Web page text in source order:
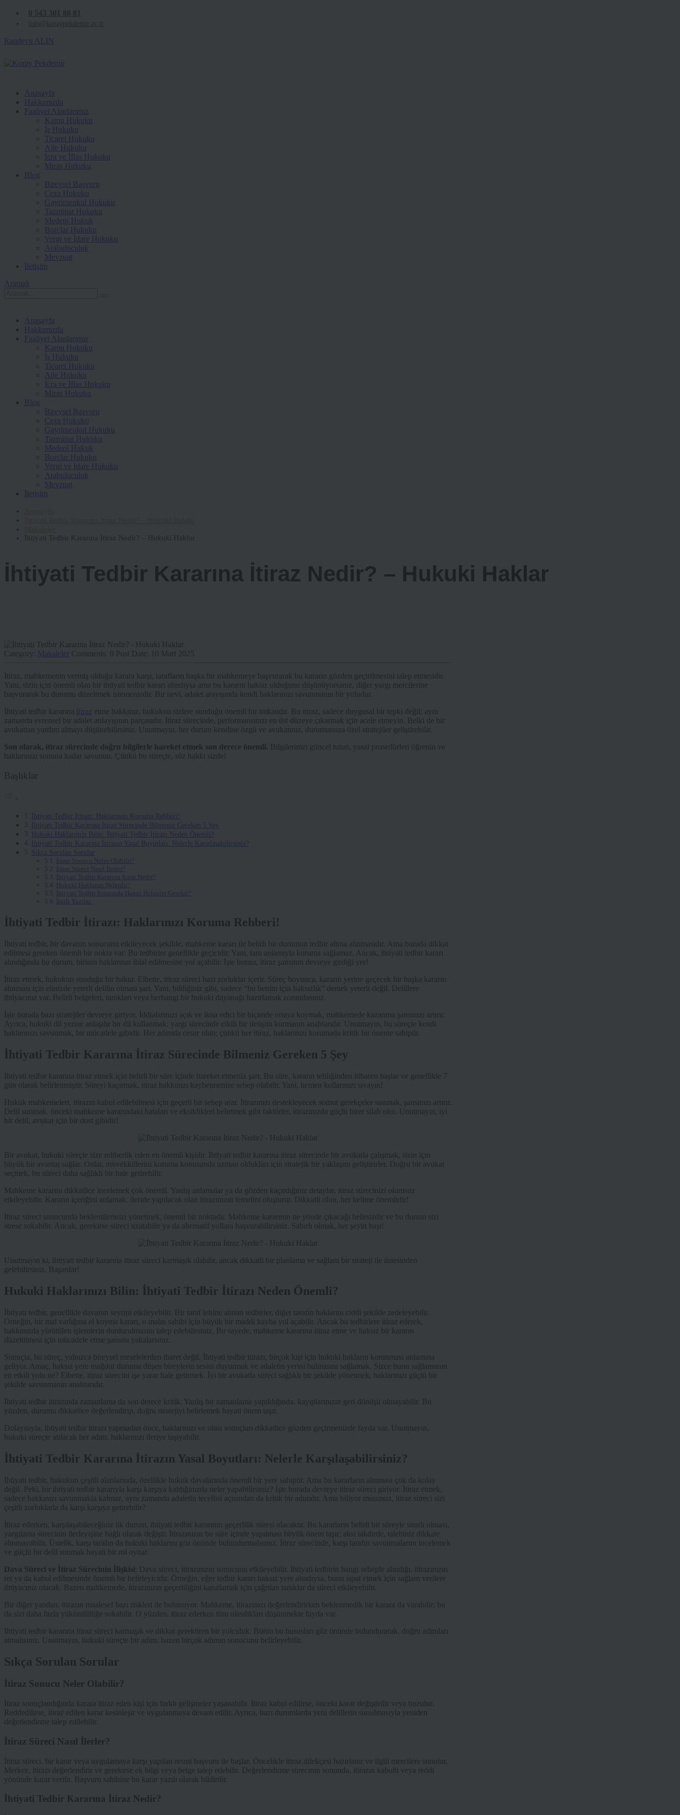
Randevu ALIN
Anasayfa
Hakkımızda
Faaliyet Alanlarımız
Kamu Hukuku
İş Hukuku
Ticaret Hukuku
Aile Hukuku
İcra ve İflas Hukuku
Miras Hukuku
Blog
Bireysel Başvuru
Ceza Hukuku
Gayrimenkul Hukuku
Tazminat Hukuku
Medeni Hukuk
Borçlar Hukuku
Vergi ve İdare Hukuku
Arabuluculuk
Mevzuat
İletişim
Aramak
Anasayfa
Hakkımızda
Faaliyet Alanlarımız
Kamu Hukuku
İş Hukuku
Ticaret Hukuku
Aile Hukuku
İcra ve İflas Hukuku
Miras Hukuku
Blog
Bireysel Başvuru
Ceza Hukuku
Gayrimenkul Hukuku
Tazminat Hukuku
Medeni Hukuk
Borçlar Hukuku
Vergi ve İdare Hukuku
Arabuluculuk
Mevzuat
İletişim
İhtiyati Tedbir Kararına İtiraz Nedir? – Hukuki Haklar
İhtiyati Tedbir Kararına İtiraz Nedir? – Hukuki Haklar
Category: Makaleler Comments: 0 Post Date: 10 Mart 2025
İtiraz, mahkemenin vermiş olduğu karara karşı, tarafların başka bir mahkemeye başvurarak bu kararın gözden geçirilmesini talep etmesidir.
Yani, sizin için önemli olan bir ihtiyati tedbir kararı alındıysa ama bu kararın haksız olduğunu düşünüyorsanız, diğer yargı mercilerine
başvurarak bu durumu düzeltmek istemenizdir. Bir nevi, adalet arayışında kendi haklarınızı savunmanın bir yoludur.
İhtiyati tedbir kararına itiraz etme hakkınız, hukukun sizlere sunduğu önemli bir imkandır. Bu itiraz, sadece duygusal bir tepki değil; aynı
zamanda evrensel bir adalet anlayışının parçasıdır. İtiraz sürecinde, performansınızı en üst düzeye çıkarmak için acele etmeyin. Belki de bir
avukattan yardım almayı düşünebilirsiniz. Unutmayın, her durum kendine özgü ve avukatınız, durumunuza özel stratejiler geliştirebilir.
Son olarak, itiraz sürecinde doğru bilgilerle hareket etmek son derece önemli. Bilgilerinizi güncel tutun, yasal prosedürleri öğrenin ve
haklarınızı sonuna kadar savunun. Çünkü bu süreçte, söz hakkı sizde!
Başlıklar
İhtiyati Tedbir İtirazı: Haklarınızı Koruma Rehberi!
İhtiyati Tedbir Kararına İtiraz Sürecinde Bilmeniz Gereken 5 Şey
Hukuki Haklarınızı Bilin: İhtiyati Tedbir İtirazı Neden Önemli?
İhtiyati Tedbir Kararına İtirazın Yasal Boyutları: Nelerle Karşılaşabilirsiniz?
Sıkça Sorulan Sorular
İtiraz Sonucu Neler Olabilir?
İtiraz Süreci Nasıl İlerler?
İhtiyati Tedbir Kararına İtiraz Nedir?
Hukuki Haklarım Nelerdir?
İhtiyati Tedbir İtirazında Hangi Belgeler Gerekir?
İlgili Yazılar:
İhtiyati Tedbir İtirazı: Haklarınızı Koruma Rehberi!
İhtiyati tedbir, bir davanın sonucunu etkileyecek şekilde, mahkeme kararı ile belirli bir durumun tedbir altına alınmasıdır. Ama burada dikkat
edilmesi gereken önemli bir nokta var: Bu tedbirler genellikle geçicidir. Yani, tam anlamıyla koruma sağlamaz. Ancak, ihtiyati tedbir kararı
alındığında bu durum, birinin haklarının ihlal edilmesine yol açabilir. İşte burası, itiraz şansının devreye girdiği yer!
İtiraz etmek, hukukun sunduğu bir haktır. Elbette, itiraz süreci bazı zorluklar içerir. Süreç boyunca, kararın yerine geçecek bir başka kararın
alınması için elinizde yeterli delilin olması şart. Yani, bildiğiniz gibi, sadece “bu benim için haksızlık” demek yeterli değil. Delillere
ihtiyacınız var. Belirli belgeleri, tanıkları veya herhangi bir hukuki dayanağı hazırlamak zorundasınız.
İşte burada bazı stratejiler devreye giriyor. İddialarınızı açık ve ikna edici bir biçimde ortaya koymak, mahkemede kazanma şansınızı artırır.
Ayrıca, hukuki dil yerine anlaşılır bir dil kullanmak; yargı sürecinde etkili bir iletişim kurmanın anahtarıdır. Unutmayın, bu süreçte kendi
haklarınızı savunmak, bir mücadele gibidir. Her adımda cesur olun; çünkü her itiraz, haklarınızı korumada kritik bir öneme sahiptir.
İhtiyati Tedbir Kararına İtiraz Sürecinde Bilmeniz Gereken 5 Şey
İhtiyati tedbir kararına itiraz etmek için belirli bir süre içinde hareket etmeniz şart. Bu süre, kararın tebliğinden itibaren başlar ve genellikle 7
gün olarak belirlenmiştir. Süreyi kaçırmak, itiraz hakkınızı kaybetmenize sebep olabilir. Yani, hemen kollarınızı sıvayın!
Hukuk mahkemeleri, itirazın kabul edilebilmesi için geçerli bir sebep arar. İtirazınızı destekleyecek somut gerekçeler sunmak, şansınızı artırır.
Delil sunmak, önceki mahkeme kararındaki hataları ve eksiklikleri belirtmek gibi faktörler, itirazınızda güçlü birer silah olur. Unutmayın, iyi
bir delil, avukat için bir dost gibidir!
Bir avukat, hukuki süreçte size rehberlik eden en önemli kişidir. İhtiyati tedbir kararına itiraz sürecinde bir avukatla çalışmak, sizin için
büyük bir avantaj sağlar. Onlar, müvekkillerini koruma konusunda uzman oldukları için stratejik bir yaklaşım geliştirirler. Doğru bir avukat
seçmek, bu süreci daha sağlıklı bir hale getirebilir.
Mahkeme kararını dikkatlice incelemek çok önemli. Yanlış anlamalar ya da gözden kaçırdığınız detaylar, itiraz sürecinizi olumsuz
etkileyebilir. Kararın içeriğini anlamak, ileride yapılacak olan itirazınızın temelini oluşturur. Dikkatli olun, her kelime önemlidir!
İtiraz süreci sonucunda beklentilerinizi yönetmek, önemli bir noktadır. Mahkeme kararının ne yönde çıkacağı belirsizdir ve bu durum sizi
strese sokabilir. Ancak, gerekirse süreci uzatabilir ya da alternatif yollara başvurabilirsiniz. Sabırlı olmak, her şeyin başı!
Unutmayın ki, ihtiyati tedbir kararına itiraz süreci karmaşık olabilir, ancak dikkatli bir planlama ve sağlam bir strateji ile üstesinden
gelebilirsiniz. Başarılar!
Hukuki Haklarınızı Bilin: İhtiyati Tedbir İtirazı Neden Önemli?
İhtiyati tedbir, genellikle davanın seyrini etkileyebilir. Bir taraf lehine alınan tedbirler, diğer tarafın haklarını ciddi şekilde zedeleyebilir.
Örneğin, bir mal varlığına el koyma kararı, o malın sahibi için büyük bir maddi kayba yol açabilir. Ancak bu tedbirlere itiraz ederek,
hakkınızda yürütülen işlemlerin durdurulmasını talep edebilirsiniz. Bu sayede, mahkeme kararına itiraz etme ve haksız bir kararın
düzeltilmesi için mücadele etme şansını yakalarsınız.
Sonuçta, bu süreç, yalnızca bireysel meselelerden ibaret değil. İhtiyati tedbir itirazı, birçok kişi için hukuki hakların korunması anlamına
geliyor. Amaç, haksız yere mağdur duruma düşen bireylerin sesini duyurmak ve adaletin yerini bulmasını sağlamak. Sizce bunu sağlamanın
en etkili yolu ne? Elbette, itiraz sürecini işe yarar hale getirmek. İyi bir avukatla süreci sağlıklı bir şekilde yönetmek, haklarınızı güçlü bir
şekilde savunmanın anahtarıdır.
İhtiyati tedbir itirazında zamanlama da son derece kritik. Yanlış bir zamanlama yapıldığında, kayıplarınızın geri dönüşü olmayabilir. Bu
yüzden, durumu dikkatlice değerlendirip, doğru stratejiyi belirlemek hayati önem taşır.
Dolayısıyla, ihtiyati tedbir itirazı yapmadan önce, haklarınızı ve olası sonuçları dikkatlice gözden geçirmenizde fayda var. Unutmayın,
hukuki süreçte atılacak her adım, haklarınızı ileriye taşıyabilir.
İhtiyati Tedbir Kararına İtirazın Yasal Boyutları: Nelerle Karşılaşabilirsiniz?
İhtiyati tedbir, hukukun çeşitli alanlarında, özellikle hukuk davalarında önemli bir yere sahiptir. Ama bu kararların alınması çok da kolay
değil. Peki, bir ihtiyati tedbir kararıyla karşı karşıya kaldığınızda neler yapabilirsiniz? İşte burada devreye itiraz süreci giriyor. İtiraz etmek,
sadece hakkınızı savunmakla kalmaz, aynı zamanda adaletin tecellisi açısından da kritik bir adımdır. Ama biliyor musunuz, itiraz süreci sizi
çeşitli zorluklarla da karşı karşıya getirebilir?
İtiraz ederken, karşılaşabileceğiniz ilk durum, ihtiyati tedbir kararının geçerlilik süresi olacaktır. Bu kararların belirli bir süreyle sınırlı olması,
yargılama sürecinin ilerleyişine bağlı olarak değişir. İtirazınızın bu süre içinde yapılması büyük önem taşır; aksi takdirde, talebiniz dikkate
alınmayabilir. Üstelik, karşı tarafın da hukuki haklarını göz önünde bulundurmalısınız. İtiraz sürecinde, karşı tarafın savunmalarını incelemek
ve güçlü bir delil sunmak hayati bir rol oynar.
Dava Süreci ve İtiraz Sürecinin İlişkisi : Dava süreci, itirazınızın sonucunu etkileyebilir. İhtiyati tedbirin hangi sebeple alındığı, itirazınızın
ret ya da kabul edilmesinde önemli bir belirleyicidir. Örneğin, eğer tedbir kararı haksız yere alındıysa, bunu ispat etmek için sağlam verilere
ihtiyacınız olacak. Bazen mahkemede, itirazınızın geçerliliğini kanıtlamak için çağrılan tanıklar da süreci etkileyebilir.
Bir diğer yandan, itirazın maalesef bazı riskleri de bulunuyor. Mahkeme, itirazınızı değerlendirirken beklenmedik bir karara da varabilir; bu
da sizi daha fazla yükümlülüğe sokabilir. O yüzden, itiraz ederken tüm olasılıkları düşünmekte fayda var.
Ihtiyati tedbir kararına itiraz süreci karmaşık ve dikkat gerektiren bir yolculuk. Bütün bu hususları göz önünde bulundurarak, doğru adımları
atmalısınız. Unutmayın, hukuki süreçte bir adım, bazen birçok adımın sonucunu belirleyebilir.
Sıkça Sorulan Sorular
İtiraz Sonucu Neler Olabilir?
İtiraz sonuçlandığında karara itiraz eden kişi için farklı gelişmeler yaşanabilir. İtiraz kabul edilirse, önceki karar değiştirilir veya bozulur.
Reddedilirse, itiraz edilen karar kesinleşir ve uygulanmaya devam edilir. Ayrıca, bazı durumlarda yeni delillerin sunulmasıyla yeniden
değerlendirme talep edilebilir.
İtiraz Süreci Nasıl İlerler?
İtiraz süreci, bir karar veya uygulamaya karşı yapılan resmi başvuru ile başlar. Öncelikle itiraz dilekçesi hazırlanır ve ilgili mercilere sunulur.
Merkez, itirazı değerlendirir ve gerekirse ek bilgi veya belge talep edebilir. Değerlendirme sürecinin sonunda, itirazın kabulü veya reddi
yönünde karar verilir. Başvuru sahibine bu karar yazılı olarak bildirilir.
İhtiyati Tedbir Kararına İtiraz Nedir?